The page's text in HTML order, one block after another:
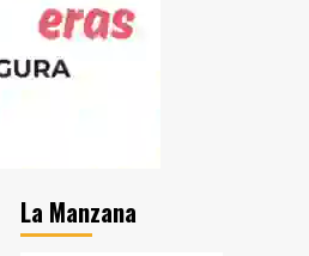
La Manzana